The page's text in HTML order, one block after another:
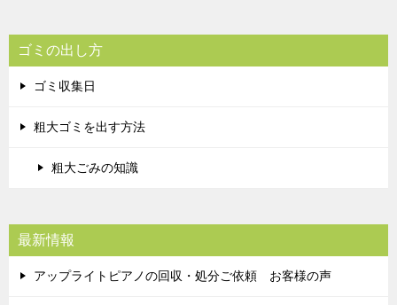
ゴミの出し方
ゴミ収集日
粗大ゴミを出す方法
粗大ごみの知識
最新情報
アップライトピアノの回収・処分ご依頼 お客様の声